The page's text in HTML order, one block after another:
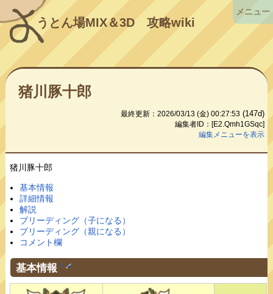
うとん場MIX＆3D攻略wiki
猪川豚十郎
最終更新：2026/03/13 (金) 00:27:53 (147d)
編集者ID：[E2.Qmh1GSqc]
編集メニューを表示
猪川豚十郎
基本情報
詳細情報
解説
ブリーディング（子になる）
ブリーディング（親になる）
コメント欄
基本情報 †
メニュー